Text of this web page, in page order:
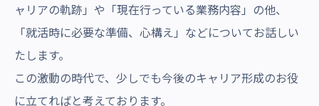
ャリアの軌跡」や「現在行っている業務内容」の他、
「就活時に必要な準備、心構え」などについてお話しい
たします。
この激動の時代で、少しでも今後のキャリア形成のお役
に立てればと考えております。